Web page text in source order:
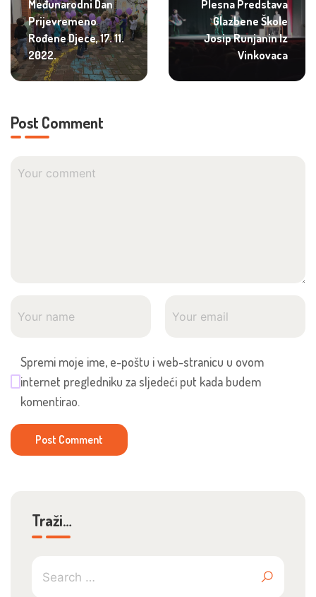
Međunarodni Dan
Prijevremeno
Rođene Djece, 17. 11.
2022.
Plesna Predstava
Glazbene Škole
Josip Runjanin Iz
Vinkovaca
Post Comment
Spremi moje ime, e-poštu i web-stranicu u ovom
internet pregledniku za sljedeći put kada budem
komentirao.
Traži…